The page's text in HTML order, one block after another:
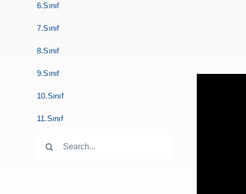
6.Sınıf
7.Sınıf
8.Sınıf
9.Sınıf
10.Sınıf
11.Sınıf